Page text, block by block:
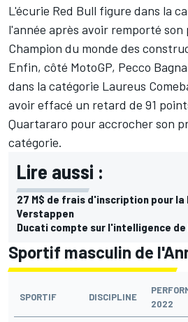
L'écurie Red Bull figure dans la
l'année après avoir remporté
Champion du monde des
Enfin, côté MotoGP, Pecco
dans la catégorie Laureus
avoir effacé un retard de 91
Quartararo pour accrocher son
catégorie.
Lire aussi :
27 M$ de frais d'inscription pour la
Verstappen
Ducati compte sur l'intelligence
Sportif masculin de
SPORTIF DISCIPLINE
2022